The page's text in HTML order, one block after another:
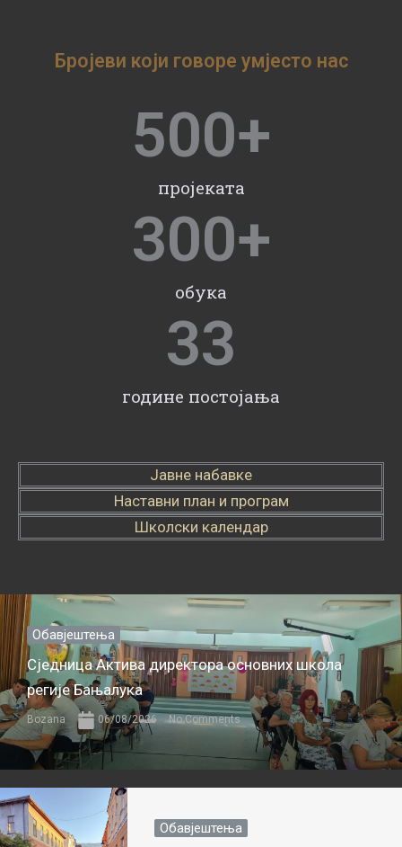
Бројеви који говоре умјесто нас
пројеката
500+
обука
300+
године постојања
33
Јавне набавке
Наставни план и програм
Школски календар
Обавјештења
Сједница Актива директора основних школа
регије Бањалука
Bozana 06/08/2026 No Comments
Обавјештења